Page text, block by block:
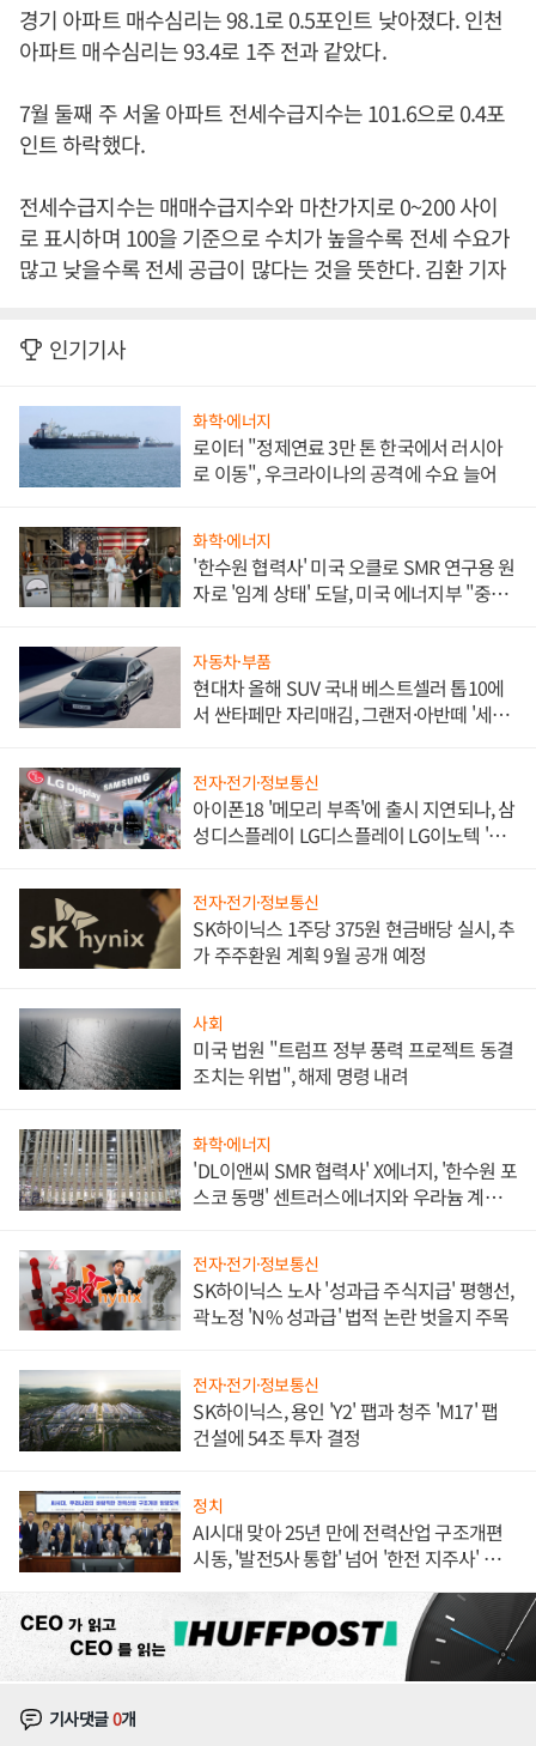
경기 아파트 매수심리는 98.1로 0.5포인트 낮아졌다. 인천
아파트 매수심리는 93.4로 1주 전과 같았다.
7월 둘째 주 서울 아파트 전세수급지수는 101.6으로 0.4포
인트 하락했다.
전세수급지수는 매매수급지수와 마찬가지로 0~200 사이
로 표시하며 100을 기준으로 수치가 높을수록 전세 수요가
많고 낮을수록 전세 공급이 많다는 것을 뜻한다. 김환 기자
인기기사
화학·에너지
로이터 "정제연료 3만 톤 한국에서 러시아
로 이동", 우크라이나의 공격에 수요 늘어
화학·에너지
'한수원 협력사' 미국 오클로 SMR 연구용 원
자로 '임계 상태' 도달, 미국 에너지부 "중요
자동차·부품
현대차 올해 SUV 국내 베스트셀러 톱10에
서 싼타페만 자리매김, 그랜저·아반떼 '세단
전자·전기·정보통신
아이폰18 '메모리 부족'에 출시 지연되나, 삼
성디스플레이 LG디스플레이 LG이노텍 '탈
전자·전기·정보통신
SK하이닉스 1주당 375원 현금배당 실시, 추
가 주주환원 계획 9월 공개 예정
사회
미국 법원 "트럼프 정부 풍력 프로젝트 동결
조치는 위법", 해제 명령 내려
화학·에너지
'DL이앤씨 SMR 협력사' X에너지, '한수원 포
스코 동맹' 센트러스에너지와 우라늄 계약
전자·전기·정보통신
SK하이닉스 노사 '성과급 주식지급' 평행선,
곽노정 'N% 성과급' 법적 논란 벗을지 주목
전자·전기·정보통신
SK하이닉스, 용인 'Y2' 팹과 청주 'M17' 팹
건설에 54조 투자 결정
정치
AI시대 맞아 25년 만에 전력산업 구조개편
시동, '발전5사 통합' 넘어 '한전 지주사' 재편
기사댓글0개